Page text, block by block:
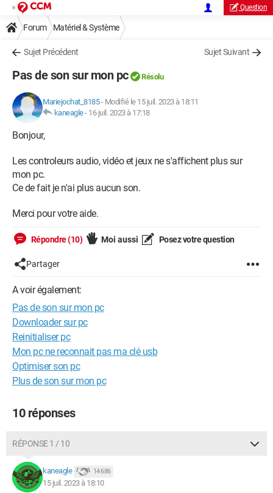
Question
Forum Matériel & Système
Sujet Précédent Sujet Suivant
Pas de son sur mon pc Résolu
Mariejochat_8185- Modifié le 15 juil. 2023 à 18:11
kaneagle- 16 juil. 2023 à 17:18
Bonjour,
Les controleurs audio, vidéo et jeux ne s'affichent plus sur
mon pc.
Ce de fait je n'ai plus aucun son.
Merci pour votre aide.
Répondre (10) Moi aussi Posez votre question
Partager
A voir également:
Pas de son sur mon pc
Downloader sur pc
Reinitialiser pc
Mon pc ne reconnait pas ma clé usb
Optimiser son pc
Plus de son sur mon pc
10 réponses
RÉPONSE 1 / 10
kaneagle 14 686
15 juil. 2023 à 18:10